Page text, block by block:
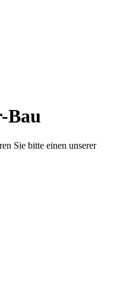
Bau
Sie bitte einen unserer